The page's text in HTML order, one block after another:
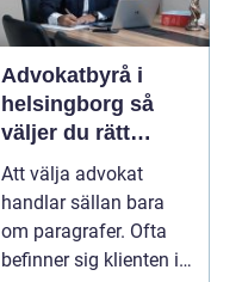
Advokatbyrå i
helsingborg så
väljer du rätt
juridiskt stöd
Att välja advokat
handlar sällan bara
om paragrafer. Ofta
befinner sig klienten i